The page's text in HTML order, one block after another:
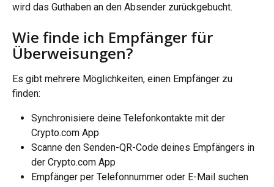
wird das Guthaben an den Absender zurückgebucht.
Wie finde ich Empfänger für
Überweisungen?
Es gibt mehrere Möglichkeiten, einen Empfänger zu
finden:
Synchronisiere deine Telefonkontakte mit der
Crypto.com App
Scanne den Senden-QR-Code deines Empfängers in
der Crypto.com App
Empfänger per Telefonnummer oder E-Mail suchen